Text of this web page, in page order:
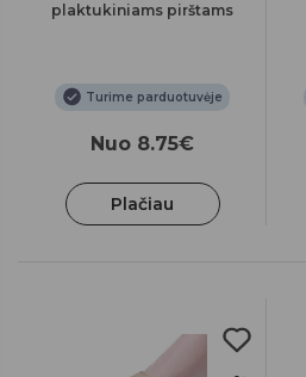
plaktukiniams pirštams
Turime parduotuvėje
Nuo 8.75€
Plačiau